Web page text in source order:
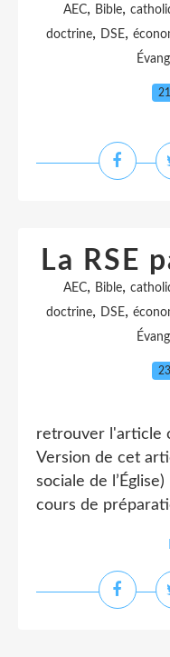
AEC, Bible,
doctrine, DSE,
La RSE
AEC, Bible,
doctrine, DSE,
retrouver l'article
Version de cet
sociale de
cours de